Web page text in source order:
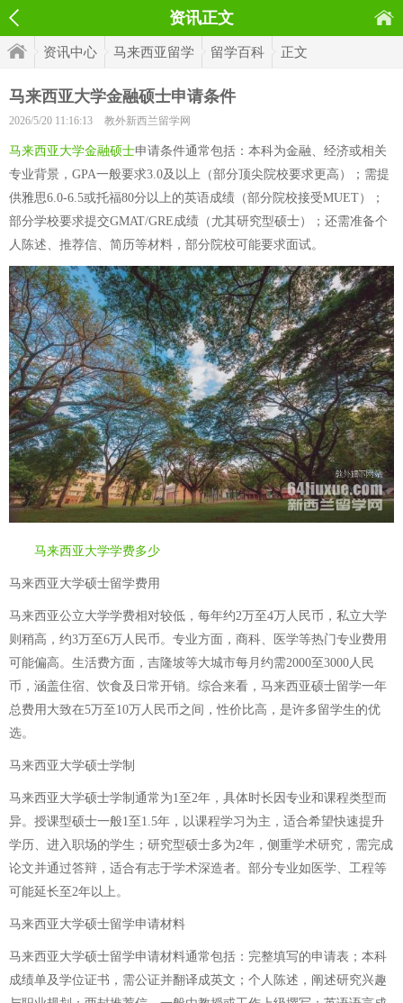
资讯正文
资讯中心 马来西亚留学 留学百科 正文
马来西亚大学金融硕士申请条件
2026/5/20 11:16:13 教外新西兰留学网
马来西亚大学金融硕士申请条件通常包括：本科为金融、经济或相关
专业背景，GPA一般要求3.0及以上（部分顶尖院校要求更高）；需提
供雅思6.0-6.5或托福80分以上的英语成绩（部分院校接受MUET）；
部分学校要求提交GMAT/GRE成绩（尤其研究型硕士）；还需准备个
人陈述、推荐信、简历等材料，部分院校可能要求面试。
马来西亚大学学费多少
马来西亚大学硕士留学费用
马来西亚公立大学学费相对较低，每年约2万至4万人民币，私立大学
则稍高，约3万至6万人民币。专业方面，商科、医学等热门专业费用
可能偏高。生活费方面，吉隆坡等大城市每月约需2000至3000人民
币，涵盖住宿、饮食及日常开销。综合来看，马来西亚硕士留学一年
总费用大致在5万至10万人民币之间，性价比高，是许多留学生的优
选。
马来西亚大学硕士学制
马来西亚大学硕士学制通常为1至2年，具体时长因专业和课程类型而
异。授课型硕士一般1至1.5年，以课程学习为主，适合希望快速提升
学历、进入职场的学生；研究型硕士多为2年，侧重学术研究，需完成
论文并通过答辩，适合有志于学术深造者。部分专业如医学、工程等
可能延长至2年以上。
马来西亚大学硕士留学申请材料
马来西亚大学硕士留学申请材料通常包括：完整填写的申请表；本科
成绩单及学位证书，需公证并翻译成英文；个人陈述，阐述研究兴趣